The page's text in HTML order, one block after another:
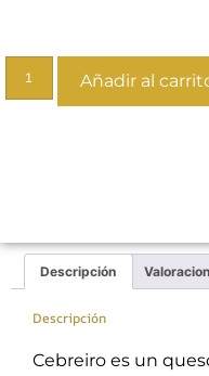
Añadir al
Descripción
Descripción
Cebreiro es un